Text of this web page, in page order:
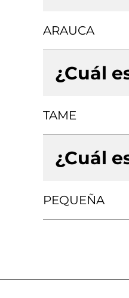
ARAUCA
¿Cuál
TAME
¿Cuál
PEQUEÑA